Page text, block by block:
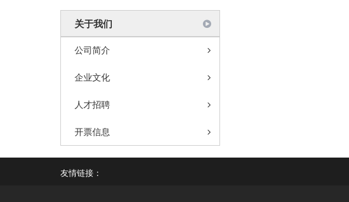
关于我们
公司简介
企业文化
人才招聘
开票信息
友情链接：